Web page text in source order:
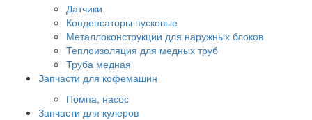
Датчики
Конденсаторы пусковые
Металлоконструкции для наружных блоков
Теплоизоляция для медных труб
Труба медная
Запчасти для кофемашин
Помпа, насос
Запчасти для кулеров